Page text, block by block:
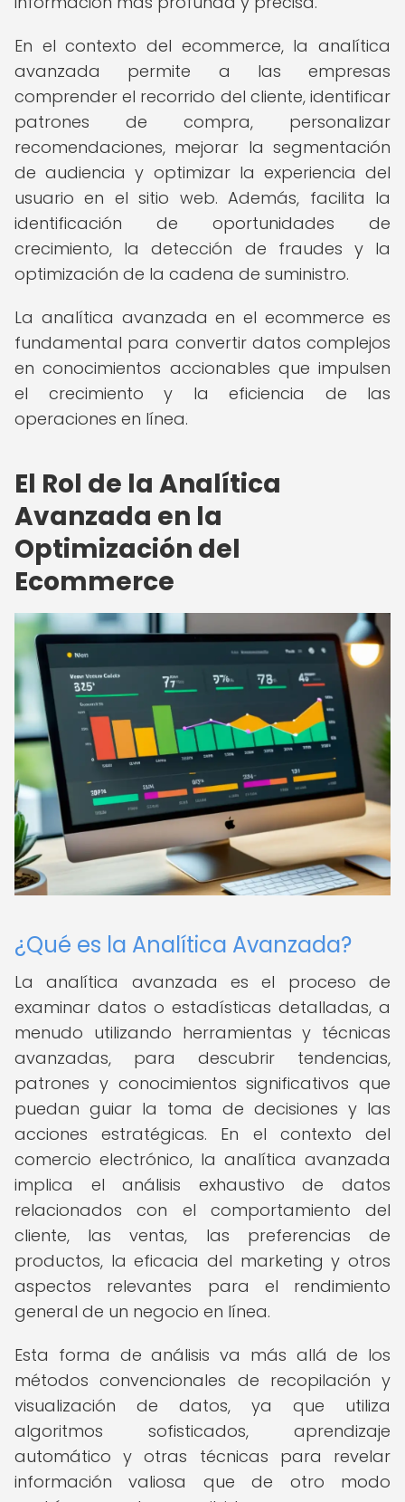
En el contexto del ecommerce, la analítica
avanzada permite a las empresas
comprender el recorrido del cliente, identificar
patrones de compra, personalizar
recomendaciones, mejorar la segmentación
de audiencia y optimizar la experiencia del
usuario en el sitio web. Además, facilita la
identificación de oportunidades de
crecimiento, la detección de fraudes y la
optimización de la cadena de suministro.
La analítica avanzada en el ecommerce es
fundamental para convertir datos complejos
en conocimientos accionables que impulsen
el crecimiento y la eficiencia de las
operaciones en línea.
El Rol de la Analítica
Avanzada en la
Optimización del
Ecommerce
¿Qué es la Analítica Avanzada?
La analítica avanzada es el proceso de
examinar datos o estadísticas detalladas, a
menudo utilizando herramientas y técnicas
avanzadas, para descubrir tendencias,
patrones y conocimientos significativos que
puedan guiar la toma de decisiones y las
acciones estratégicas. En el contexto del
comercio electrónico, la analítica avanzada
implica el análisis exhaustivo de datos
relacionados con el comportamiento del
cliente, las ventas, las preferencias de
productos, la eficacia del marketing y otros
aspectos relevantes para el rendimiento
general de un negocio en línea.
Esta forma de análisis va más allá de los
métodos convencionales de recopilación y
visualización de datos, ya que utiliza
algoritmos sofisticados, aprendizaje
automático y otras técnicas para revelar
información valiosa que de otro modo